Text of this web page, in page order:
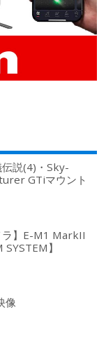
伝説(4)・Sky-
GTiマウント
ラ】E-M1 MarkII
】
像